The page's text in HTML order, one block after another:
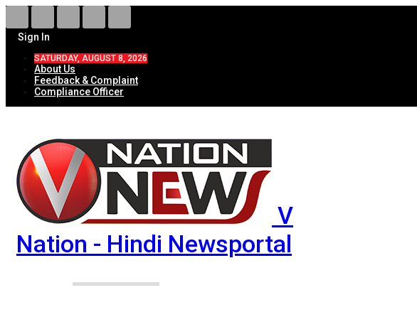
Sign In
SATURDAY, AUGUST 8, 2026
About Us
Feedback & Complaint
Compliance Officer
V
Nation - Hindi Newsportal